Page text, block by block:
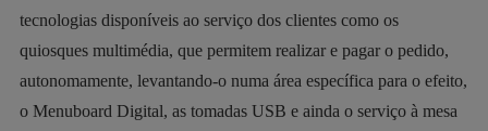
tecnologias disponíveis ao serviço dos clientes como os
quiosques multimédia, que permitem realizar e pagar o pedido,
autonomamente, levantando-o numa área específica para o efeito,
o Menuboard Digital, as tomadas USB e ainda o serviço à mesa